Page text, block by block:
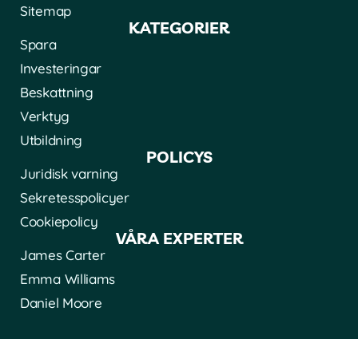
Sitemap
KATEGORIER
Spara
Investeringar
Beskattning
Verktyg
Utbildning
POLICYS
Juridisk varning
Sekretesspolicyer
Cookiepolicy
VÅRA EXPERTER
James Carter
Emma Williams
Daniel Moore